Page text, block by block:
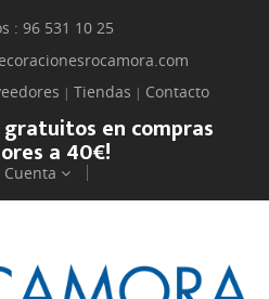
: 96 531 10 25
| Tiendas | Contacto
gratuitos en compras
a 40€!
Cuenta